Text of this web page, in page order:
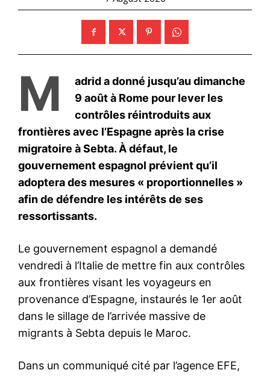
le1.ma
l'information
S'ABONNER MAINTENANT
Insight Publications
À propos
Formules d’abonnement